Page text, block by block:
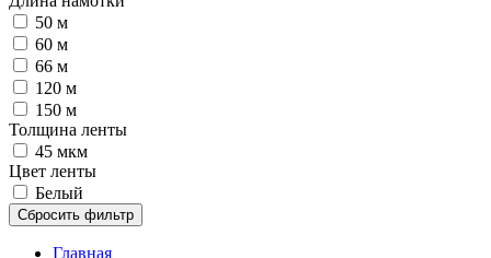
50 м
60 м
66 м
120 м
150 м
Толщина ленты
45 мкм
Цвет ленты
Белый
Сбросить фильтр
Главная